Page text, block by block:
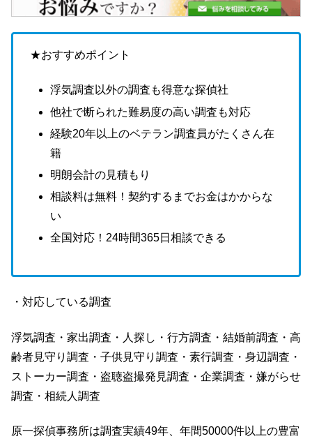
★おすすめポイント
浮気調査以外の調査も得意な探偵社
他社で断られた難易度の高い調査も対応
経験20年以上のベテラン調査員がたくさん在
籍
明朗会計の見積もり
相談料は無料！契約するまでお金はかからな
い
全国対応！24時間365日相談できる
・対応している調査
浮気調査・家出調査・人探し・行方調査・結婚前調査・高
齢者見守り調査・子供見守り調査・素行調査・身辺調査・
ストーカー調査・盗聴盗撮発見調査・企業調査・嫌がらせ
調査・相続人調査
原一探偵事務所は調査実績49年、年間50000件以上の豊富